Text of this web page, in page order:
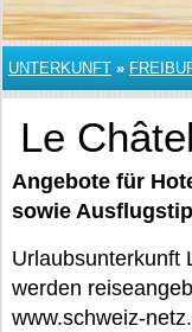
UNTERKUNFT »
Le
Angebote für
sowie
Urlaubsunterkunft
werden
www.schweiz-